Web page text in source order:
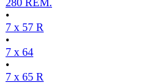
280 REM.
•
7 x 57 R
•
7 x 64
•
7 x 65 R